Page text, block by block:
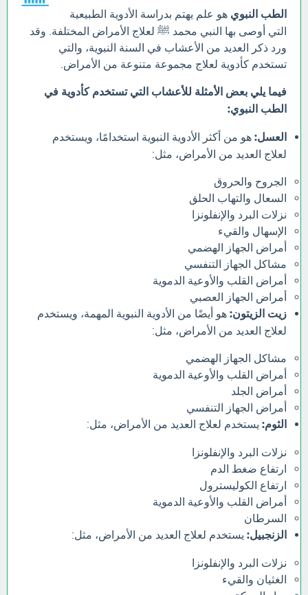
الطب النبوي هو علم يهتم بدراسة الأدوية الطبيعية
التي أوصى بها النبي محمد ﷺ لعلاج الأمراض المختلفة. وقد
ورد ذكر العديد من الأعشاب في السنة النبوية، والتي
تستخدم كأدوية لعلاج مجموعة متنوعة من الأمراض.
فيما يلي بعض الأمثلة للأعشاب التي تستخدم كأدوية في
الطب النبوي:
العسل: هو من أكثر الأدوية النبوية استخدامًا، ويستخدم
لعلاج العديد من الأمراض، مثل:
الجروح والحروق
السعال والتهاب الحلق
نزلات البرد والإنفلونزا
الإسهال والقيء
أمراض الجهاز الهضمي
مشاكل الجهاز التنفسي
أمراض القلب والأوعية الدموية
أمراض الجهاز العصبي
زيت الزيتون: هو أيضًا من الأدوية النبوية المهمة، ويستخدم
لعلاج العديد من الأمراض، مثل:
مشاكل الجهاز الهضمي
أمراض القلب والأوعية الدموية
أمراض الجلد
أمراض الجهاز التنفسي
الثوم: يستخدم لعلاج العديد من الأمراض، مثل:
نزلات البرد والإنفلونزا
ارتفاع ضغط الدم
ارتفاع الكوليسترول
أمراض القلب والأوعية الدموية
السرطان
الزنجبيل: يستخدم لعلاج العديد من الأمراض، مثل:
نزلات البرد والإنفلونزا
الغثيان والقيء